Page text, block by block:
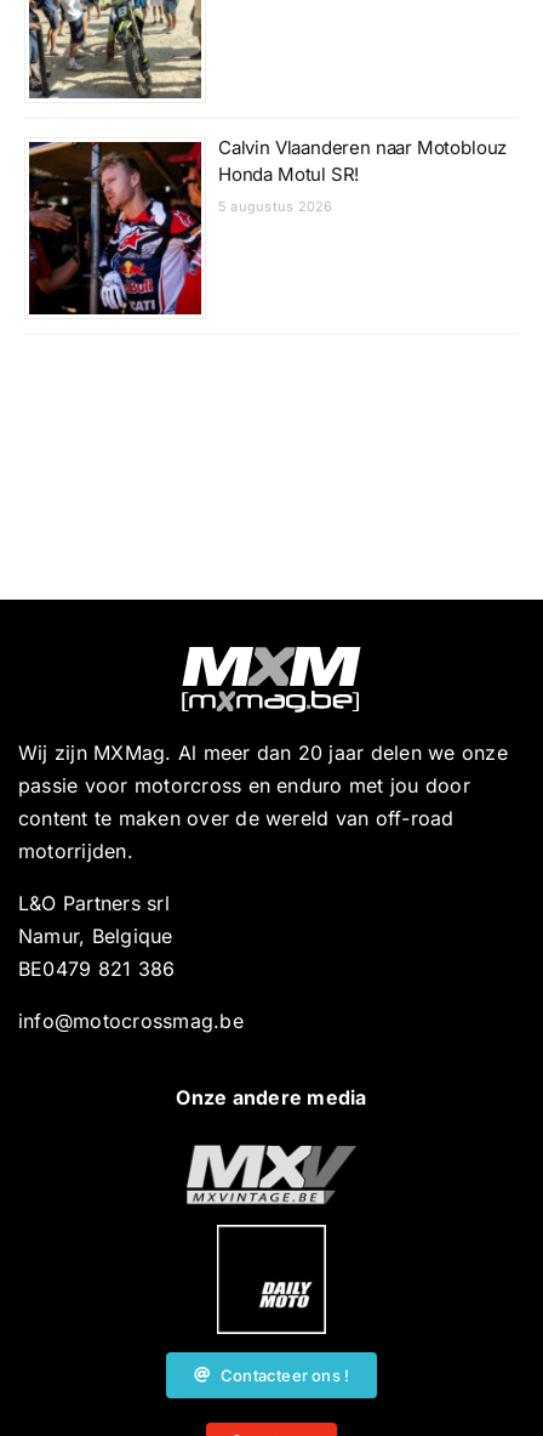
Calvin Vlaanderen naar Motoblouz
Honda Motul SR!
5 augustus 2026
Wij zijn MXMag. Al meer dan 20 jaar delen we onze
passie voor motorcross en enduro met jou door
content te maken over de wereld van off-road
motorrijden.
L&O Partners srl
Namur, Belgique
BE0479 821 386
info@motocrossmag.be
Onze andere media
Contacteer ons !